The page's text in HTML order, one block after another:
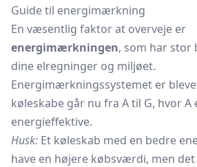
Guide til energimærkning
En væsentlig faktor at overveje er
energimærkningen, som har stor
dine elregninger og miljøet.
Energimærkningssystemet er
køleskabe går nu fra A til G, hvor A
energieffektive.
Husk: Et køleskab med en bedre
have en højere købsværdi, men